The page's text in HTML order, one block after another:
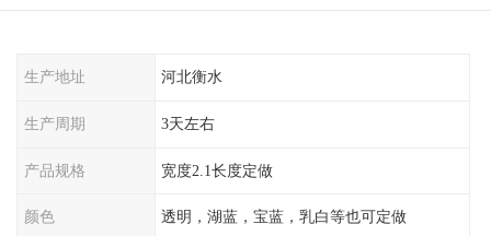
生产地址 河北衡水
生产周期 3天左右
产品规格 宽度2.1长度定做
颜色 透明，湖蓝，宝蓝，乳白等也可定做